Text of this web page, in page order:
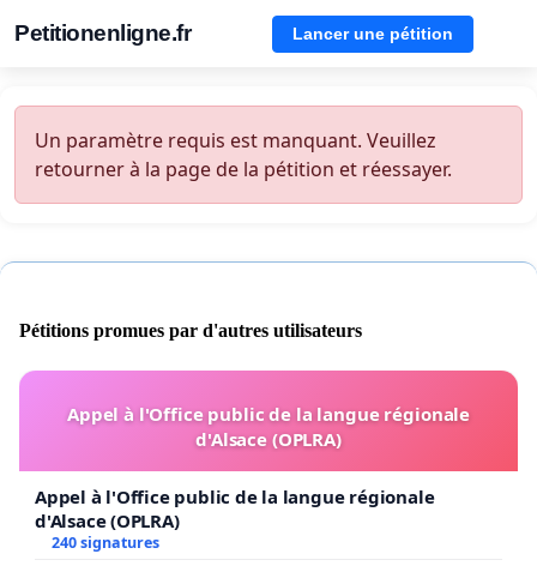
Petitionenligne.fr Lancer une pétition
Un paramètre requis est manquant. Veuillez
retourner à la page de la pétition et réessayer.
Pétitions promues par d'autres utilisateurs
Appel à l'Office public de la langue régionale
d'Alsace (OPLRA)
Appel à l'Office public de la langue régionale
d'Alsace (OPLRA)
240 signatures